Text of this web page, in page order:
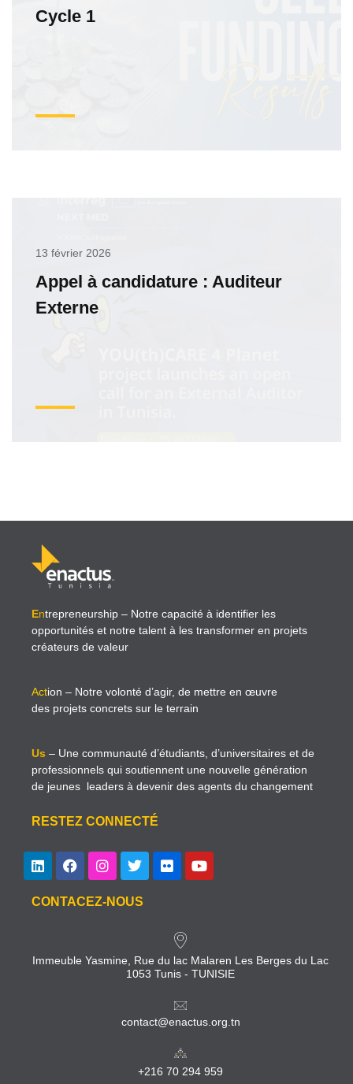
Cycle 1
13 février 2026
Appel à candidature : Auditeur
Externe
Entrepreneurship – Notre capacité à identifier les
opportunités et notre talent à les transformer en projets
créateurs de valeur
Action – Notre volonté d’agir, de mettre en œuvre
des projets concrets sur le terrain
Us – Une communauté d’étudiants, d’universitaires et de
professionnels qui soutiennent une nouvelle génération
de jeunes leaders à devenir des agents du changement
RESTEZ CONNECTÉ
CONTACEZ-NOUS
Immeuble Yasmine, Rue du lac Malaren Les Berges du Lac
1053 Tunis - TUNISIE
contact@enactus.org.tn
+216 70 294 959